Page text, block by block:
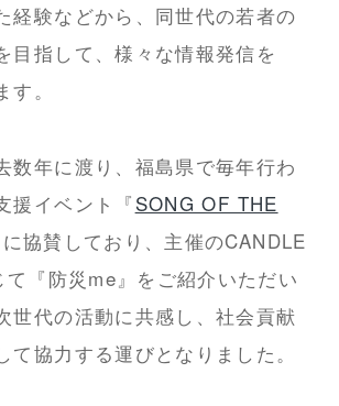
経験などから、同世代の若者の
目指して、様々な情報発信を
。
数年に渡り、福島県で毎年行わ
援イベント『 SONG OF THE
に協賛しており、主催のCANDLE
『防災me』をご紹介いただい
世代の活動に共感し、社会貢献
て協力する運びとなりました。